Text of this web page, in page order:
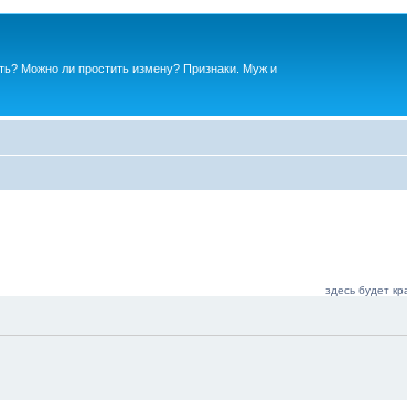
Можно ли простить измену? Признаки. Муж и
здесь будет